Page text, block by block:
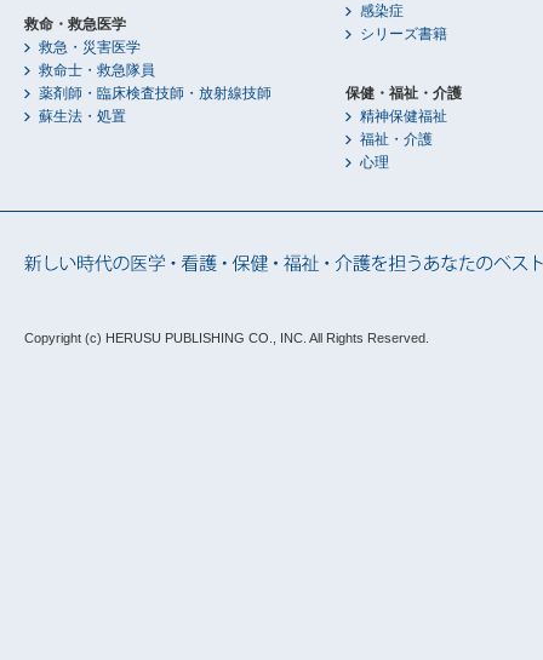
救命・救急医学
救急・災害医学
救命士・救急隊員
薬剤師・臨床検査技師・放射線技師
蘇生法・処置
感染症
シリーズ書籍
保健・福祉・介護
精神保健福祉
福祉・介護
心理
Copyright (c) HERUSU PUBLISHING CO., INC. All Rights Reserved.